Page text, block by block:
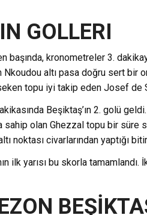
GOLLERI
başında, kronometreler 3.
altı pasa doğru sert bir
topu iyi takip eden Josef de
Beşiktaş’ın 2. golü
sahip olan Ghezzal topu bir süre
noktası civarlarından yaptığı
ilk yarısı bu skorla